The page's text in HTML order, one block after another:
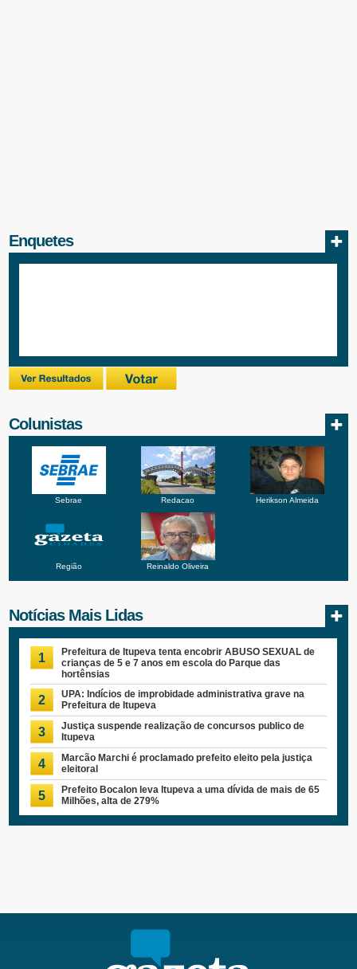
Enquetes
Colunistas
Sebrae Redacao Herikson Almeida
Região Reinaldo Oliveira
Notícias Mais Lidas
1
Prefeitura de Itupeva tenta encobrir ABUSO SEXUAL de
crianças de 5 e 7 anos em escola do Parque das
hortênsias
2
UPA: Indícios de improbidade administrativa grave na
Prefeitura de Itupeva
3
Justiça suspende realização de concursos publico de
Itupeva
4
Marcão Marchi é proclamado prefeito eleito pela justiça
eleitoral
5
Prefeito Bocalon leva Itupeva a uma dívida de mais de 65
Milhões, alta de 279%